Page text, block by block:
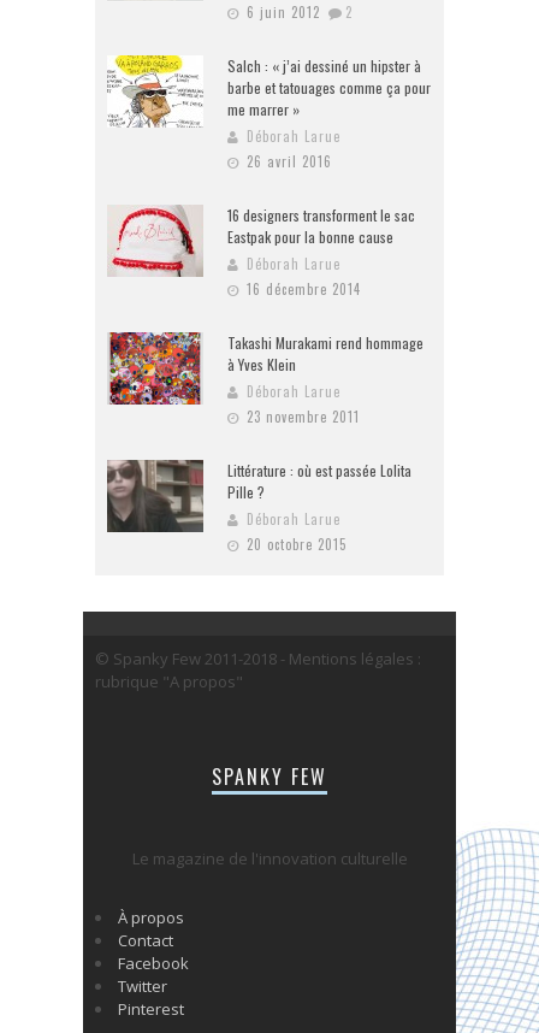
6 juin 2012
2
Salch : « j’ai dessiné un hipster à
barbe et tatouages comme ça pour
me marrer »
Déborah Larue
26 avril 2016
16 designers transforment le sac
Eastpak pour la bonne cause
Déborah Larue
16 décembre 2014
Takashi Murakami rend hommage
à Yves Klein
Déborah Larue
23 novembre 2011
Littérature : où est passée Lolita
Pille ?
Déborah Larue
20 octobre 2015
© Spanky Few 2011-2018 - Mentions légales :
rubrique "A propos"
SPANKY FEW
Le magazine de l'innovation culturelle
À propos
Contact
Facebook
Twitter
Pinterest